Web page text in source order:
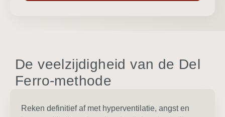
De veelzijdigheid van de Del
Ferro-methode
Reken definitief af met hyperventilatie, angst en